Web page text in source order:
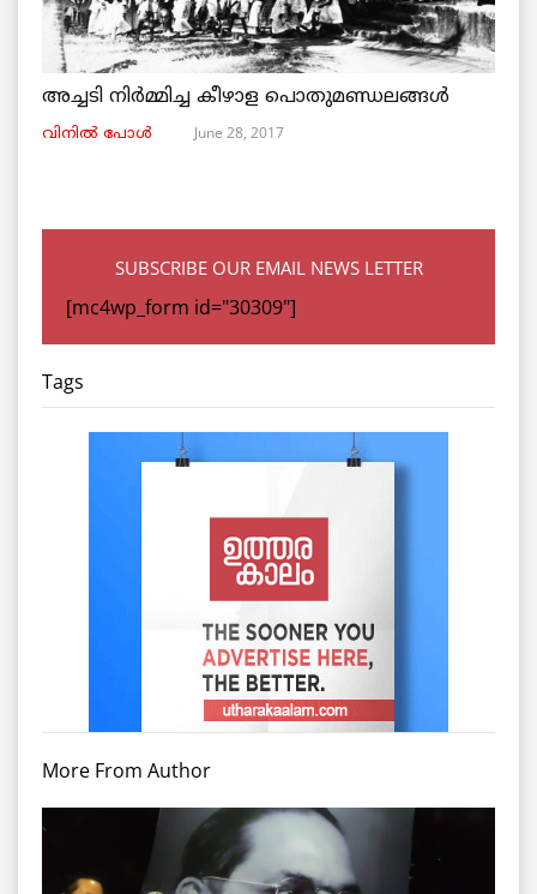
അച്ചടി നിര്‍മ്മിച്ച കീഴാള പൊതുമണ്ഡലങ്ങള്‍
വിനില്‍ പോള്‍ June 28, 2017
SUBSCRIBE OUR EMAIL NEWS LETTER
[mc4wp_form id="30309"]
Tags
More From Author